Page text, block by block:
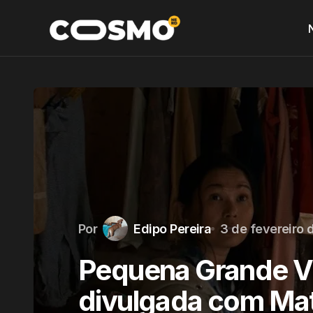
Por Edipo Pereira 3 de fevereiro
Pequena Grande
divulgada com